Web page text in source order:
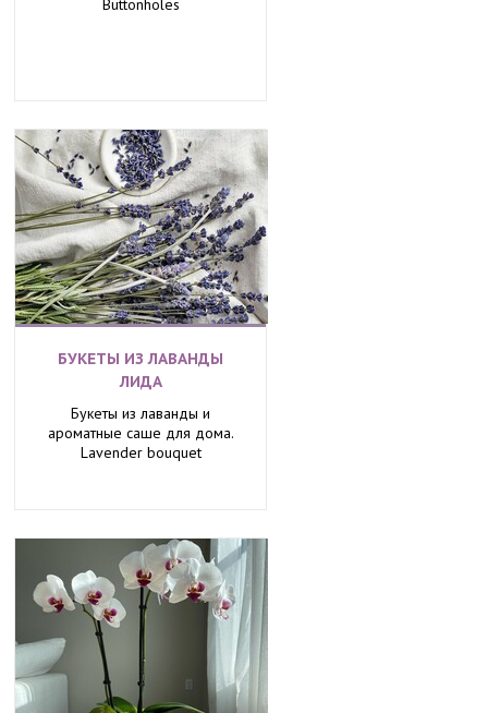
Buttonholes
БУКЕТЫ ИЗ ЛАВАНДЫ
ЛИДА
Букеты из лаванды и
ароматные саше для дома.
Lavender bouquet